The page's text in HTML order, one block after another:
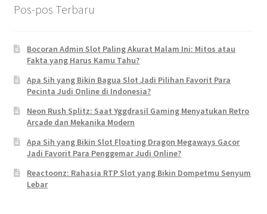
Pos-pos Terbaru
Bocoran Admin Slot Paling Akurat Malam Ini: Mitos atau
Fakta yang Harus Kamu Tahu?
Apa Sih yang Bikin Bagua Slot Jadi Pilihan Favorit Para
Pecinta Judi Online di Indonesia?
Neon Rush Splitz: Saat Yggdrasil Gaming Menyatukan Retro
Arcade dan Mekanika Modern
Apa Sih yang Bikin Slot Floating Dragon Megaways Gacor
Jadi Favorit Para Penggemar Judi Online?
Reactoonz: Rahasia RTP Slot yang Bikin Dompetmu Senyum
Lebar